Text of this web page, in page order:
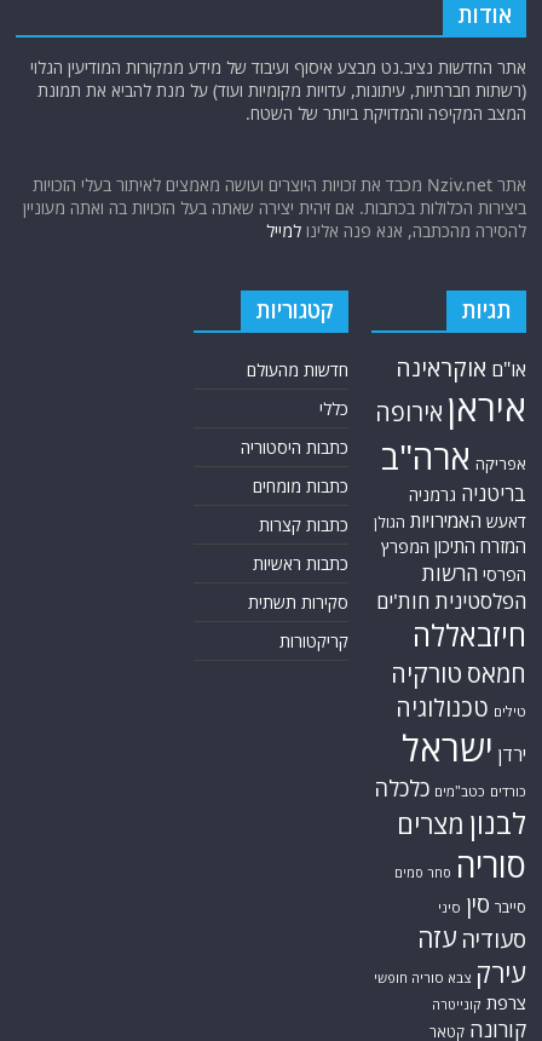
אודות
אתר החדשות נציב.נט מבצע איסוף ועיבוד של מידע ממקורות המודיעין הגלוי
(רשתות חברתיות, עיתונות, עדויות מקומיות ועוד) על מנת להביא את תמונת
המצב המקיפה והמדויקת ביותר של השטח.
אתר Nziv.net מכבד את זכויות היוצרים ועושה מאמצים לאיתור בעלי הזכויות
ביצירות הכלולות בכתבות. אם זיהית יצירה שאתה בעל הזכויות בה ואתה מעוניין
להסירה מהכתבה, אנא פנה אלינולמייל
תגיות
או"ם אוקראינה
איראן אירופה
אפריקה ארה"ב
בריטניה גרמניה
דאעש האמירויות הגולן
המזרח התיכון המפרץ
הפרסי הרשות
הפלסטינית חות'ים
חיזבאללה
חמאס טורקיה
טילים טכנולוגיה
ירדן ישראל
כורדים כטב"מים כלכלה
לבנון מצרים
סוריה סחר סמים
סייבר סין סיני
סעודיה עזה
עירק צבא סוריה חופשי
צרפת קונייטרה
קורונה קטאר
קטגוריות
חדשות מהעולם
כללי
כתבות היסטוריה
כתבות מומחים
כתבות קצרות
כתבות ראשיות
סקירות תשתית
קריקטורות